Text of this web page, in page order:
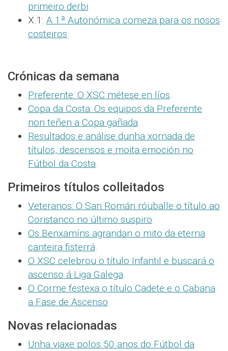
primeiro derbi.
X.1: A 1ª Autonómica comeza para os nosos
costeiros.
Crónicas da semana
Preferente: O XSC métese en líos.
Copa da Costa: Os equipos da Preferente
non teñen a Copa gañada.
Resultados e análise dunha xornada de
títulos, descensos e moita emoción no
Fútbol da Costa.
Primeiros títulos colleitados
Veteranos: O San Román róuballe o título ao
Coristanco no último suspiro.
Os Benxamíns agrandan o mito da eterna
canteira fisterrá.
O XSC celebrou o título Infantil e buscará o
ascenso á Liga Galega.
O Corme festexa o título Cadete e o Cabana
a Fase de Ascenso.
Novas relacionadas
Unha viaxe polos 50 anos do Fútbol da